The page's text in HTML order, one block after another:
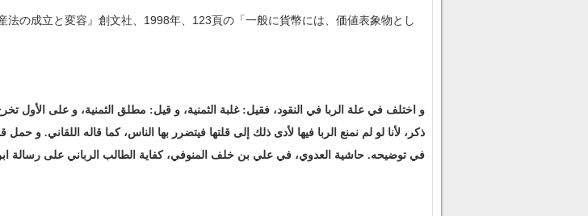
の成立と変容』創文社、1998年、123頁の「一般に貨幣には、価値表象物とし
و اختلف في علة الربا في النقود، فقيل: غلبة الثمنية، و قيل: مطلق الثمنية، و على الأول
ذكر، لأنا لو لم نمنع الربا فيها لأدى ذلك إلى قلتها فيتضرر بها الناس، كما قاله اللقاني.
في توضيحه. حاشية العدوي، في علي بن خلف المنوفي، كفاية الطالب الرباني على رسالة ابن أبي زيد